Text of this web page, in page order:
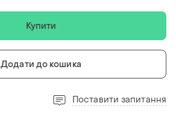
Купити
Додати до кошика
Поставити запитання